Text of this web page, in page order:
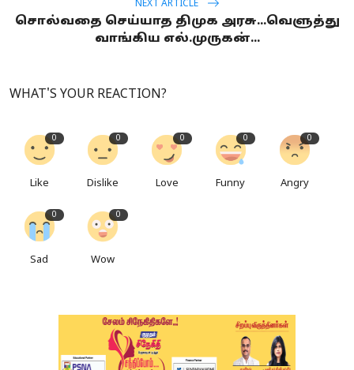
NEXT ARTICLE
சொல்வதை செய்யாத திமுக அரசு...வெளுத்து
வாங்கிய எல்.முருகன்...
WHAT'S YOUR REACTION?
0
Like
0
Dislike
0
Love
0
Funny
0
Angry
0
Sad
0
Wow